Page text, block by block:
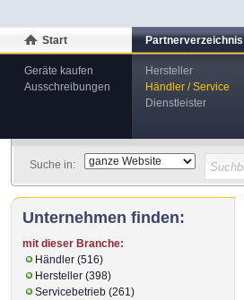
Start
Geräte kaufen
Ausschreibungen
Partnerverzeichnis
Hersteller
Händler / Service
Dienstleister
Suche in:
Unternehmen finden:
mit dieser Branche:
Händler (516)
Hersteller (398)
Servicebetrieb (261)